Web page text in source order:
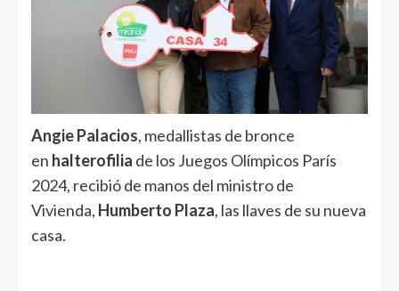
Angie Palacios, medallistas de bronce
en halterofilia de los Juegos Olímpicos París
2024, recibió de manos del ministro de
Vivienda, Humberto Plaza, las llaves de su nueva
casa.